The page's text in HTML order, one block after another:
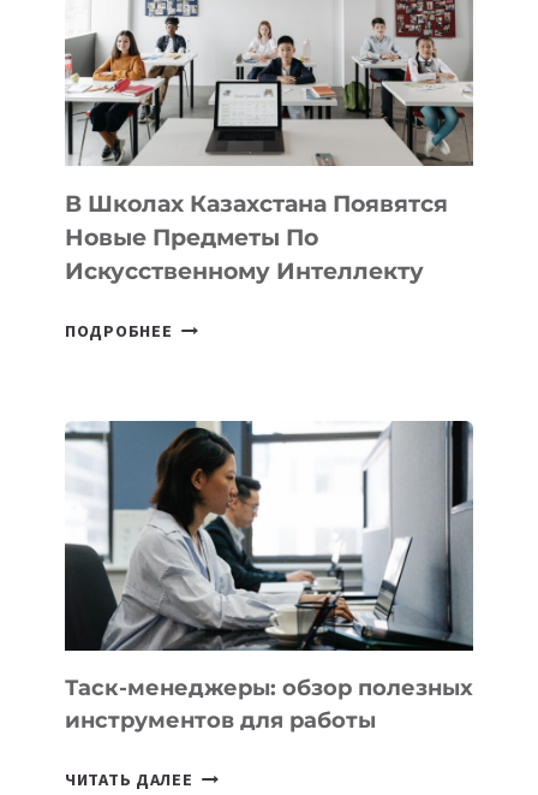
BY
MOST
—
МЕЖДУНАРОДНУЮ
ПРОГРАММУ
ДЛЯ
ТЕХНОЛОГИЧЕСКИХ
В Школах Казахстана Появятся
Новые Предметы По
Искусственному Интеллекту
ПОДРОБНЕЕ
НОВЫЕ
ПРЕДМЕТЫ
ПО
ИСКУССТВЕННОМУ
ИНТЕЛЛЕКТУ
Таск-менеджеры: обзор полезных
инструментов для работы
ЧИТАТЬ ДАЛЕЕ ТАСК-